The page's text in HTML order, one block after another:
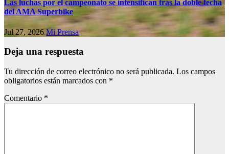
Las luchas por el campeonato se intensifican tras la doble fecha
del AMA Superbike
Jul 27, 2026Mi Prensa
Deja una respuesta
Tu dirección de correo electrónico no será publicada. Los campos
obligatorios están marcados con *
Comentario *